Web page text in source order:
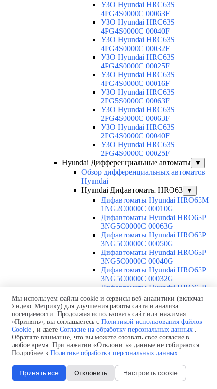
УЗО Hyundai HRC63S
4PG4S0000C 00063F
УЗО Hyundai HRC63S
4PG4S0000C 00040F
УЗО Hyundai HRC63S
4PG4S0000C 00032F
УЗО Hyundai HRC63S
4PG4S0000C 00025F
УЗО Hyundai HRC63S
4PG4S0000C 00016F
УЗО Hyundai HRC63S
2PG5S0000C 00063F
УЗО Hyundai HRC63S
2PG4S0000C 00063F
УЗО Hyundai HRC63S
2PG4S0000C 00040F
УЗО Hyundai HRC63S
2PG4S0000C 00025F
Hyundai Дифференциальные автоматы
▼
Обзор дифференциальных автоматов
Hyundai
Hyundai Дифавтоматы HRO63
▼
Дифавтоматы Hyundai HRO63M
1NG2C0000C 00010G
Дифавтоматы Hyundai HRO63P
3NG5C0000C 00063G
Дифавтоматы Hyundai HRO63P
3NG5C0000C 00050G
Дифавтоматы Hyundai HRO63P
3NG5C0000C 00040G
Дифавтоматы Hyundai HRO63P
3NG5C0000C 00032G
Дифавтоматы Hyundai HRO63P
3NG5C0000C 00025G
Дифавтоматы Hyundai HRO63P
3NG5C0000C 00020G
Дифавтоматы Hyundai HRO63P
3NG5C0000C 00016G
Дифавтоматы Hyundai HRO63P
3NG5C0000C 00010G
Дифавтоматы Hyundai HRO63P
3NG5C0000C 00006G
Дифавтоматы Hyundai HRO63P
3NG4C0000C 00063G
Мы используем файлы cookie и сервисы веб-аналитики (включая
Яндекс.Метрику) для улучшения работы сайта и анализа
посещаемости. Продолжая использовать сайт или нажимая
«Принять», вы соглашаетесь с Политикой использования файлов
Cookie , и даете Согласие на обработку персональных данных .
Обратите внимание, что вы можете отозвать свое согласие в
любое время. При нажатии «Отклонить» данные не собираются.
Подробнее в Политике обработки персональных данных.
Принять все Отклонить Настроить cookie